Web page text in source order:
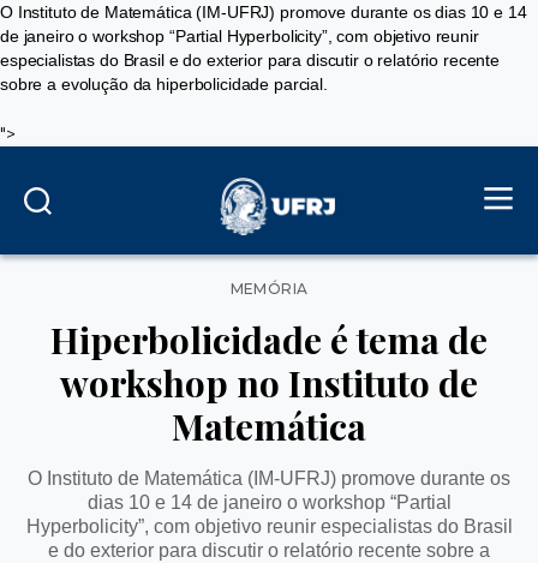
O Instituto de Matemática (IM-UFRJ) promove durante os dias 10 e 14
de janeiro o workshop “Partial Hyperbolicity”, com objetivo reunir
especialistas do Brasil e do exterior para discutir o relatório recente
sobre a evolução da hiperbolicidade parcial.
">
Categorias
MEMÓRIA
Hiperbolicidade é tema de
workshop no Instituto de
Matemática
O Instituto de Matemática (IM-UFRJ) promove durante os
dias 10 e 14 de janeiro o workshop “Partial
Hyperbolicity”, com objetivo reunir especialistas do Brasil
e do exterior para discutir o relatório recente sobre a